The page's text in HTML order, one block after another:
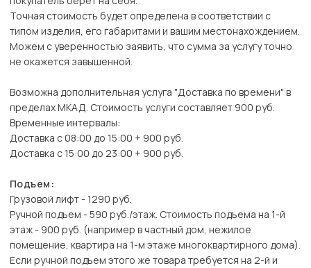
Точная стоимость будет определена в соответствии с
типом изделия, его габаритами и вашим местонахождением.
Можем с уверенностью заявить, что сумма за услугу точно
не окажется завышенной.
Возможна дополнительная услуга "Доставка по времени" в
пределах МКАД. Стоимость услуги составляет 900 руб.
Временные интервалы:
Доставка с 08:00 до 15:00 + 900 руб.
Доставка с 15:00 до 23:00 + 900 руб.
Подъем:
Грузовой лифт - 1290 руб.
Ручной подъем - 590 руб./этаж. Стоимость подъема на 1-й
этаж - 900 руб. (например в частный дом, нежилое
помещение, квартира на 1-м этаже многоквартирного дома).
Если ручной подъем этого же товара требуется на 2-й и